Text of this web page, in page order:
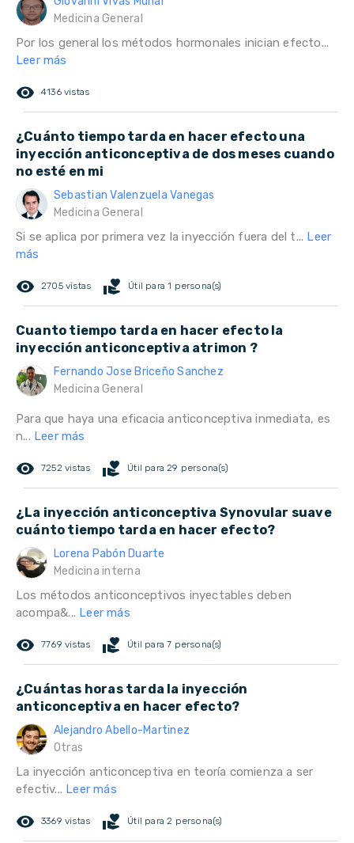
Medicina General
Por los general los métodos hormonales inician efecto...
Leer más
remove_red_eye 4136 vistas
¿Cuánto tiempo tarda en hacer efecto una
inyección anticonceptiva de dos meses cuando
no esté en mi
Sebastian Valenzuela Vanegas
Medicina General
Si se aplica por primera vez la inyección fuera del t... Leer
más
remove_red_eye 2705 vistas volunteer_activism Útil para 1 persona(s)
Cuanto tiempo tarda en hacer efecto la
inyección anticonceptiva atrimon ?
Fernando Jose Briceño Sanchez
Medicina General
Para que haya una eficacia anticonceptiva inmediata, es
n... Leer más
remove_red_eye 7252 vistas volunteer_activism Útil para 29 persona(s)
¿La inyección anticonceptiva Synovular suave
cuánto tiempo tarda en hacer efecto?
Lorena Pabón Duarte
Medicina interna
Los métodos anticonceptivos inyectables deben
acompa&... Leer más
remove_red_eye 7769 vistas volunteer_activism Útil para 7 persona(s)
¿Cuántas horas tarda la inyección
anticonceptiva en hacer efecto?
Alejandro Abello-Martinez
Otras
La inyección anticonceptiva en teoría comienza a ser
efectiv... Leer más
remove_red_eye 3369 vistas volunteer_activism Útil para 2 persona(s)